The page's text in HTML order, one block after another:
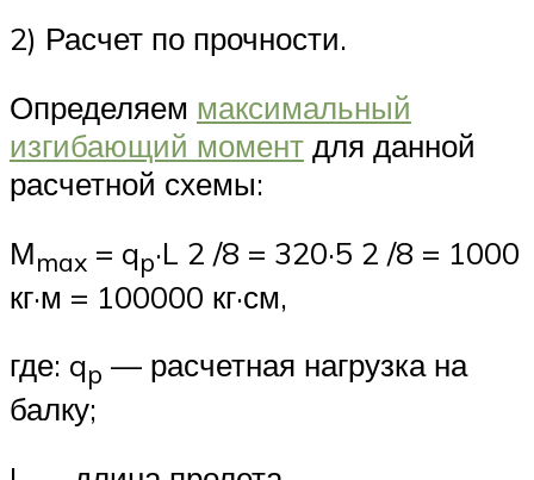
2) Расчет по прочности.
Определяем максимальный
изгибающий момент для данной
расчетной схемы:
Мmax = qp·L 2 /8 = 320·5 2 /8 = 1000
кг·м = 100000 кг·см,
где: qp — расчетная нагрузка на
балку;